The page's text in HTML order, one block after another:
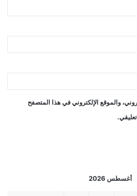
والموقع الإلكتروني في هذا المتصفح
أغسطس 2026